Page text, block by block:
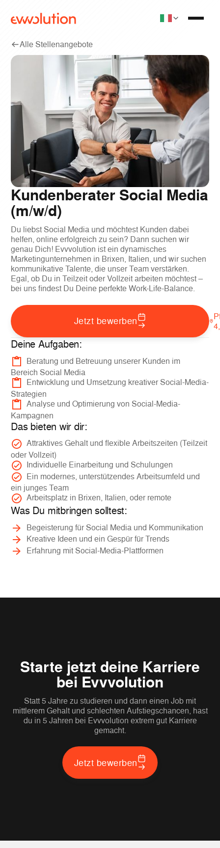
Alle Stellenangebote
Kundenberater Social Media
(m/w/d)
Du liebst Social Media und möchtest Kunden dabei
helfen, online erfolgreich zu sein? Dann suchen wir
genau Dich! Evvvolution ist ein dynamisches
Marketingunternehmen in Brixen, Italien, und wir suchen
kommunikative Talente, die unser Team verstärken.
Egal, ob Du in Teilzeit oder Vollzeit arbeiten möchtest –
bei uns findest Du Deine perfekte Work-Life-Balance.
Jetzt bewerben
Deine Aufgaben:
Beratung und Betreuung unserer Kunden im
Bereich Social Media
Entwicklung und Umsetzung kreativer Social-Media-
Strategien
Analyse und Optimierung von Social-Media-
Kampagnen
Das bieten wir dir:
Attraktives Gehalt und flexible Arbeitszeiten (Teilzeit
oder Vollzeit)
Individuelle Einarbeitung und Schulungen
Ein modernes, unterstützendes Arbeitsumfeld und
ein junges Team
Arbeitsplatz in Brixen, Italien, oder remote
Was Du mitbringen solltest:
Begeisterung für Social Media und Kommunikation
Kreative Ideen und ein Gespür für Trends
Erfahrung mit Social-Media-Plattformen
Starte jetzt deine Karriere
bei Evvvolution
Statt 5 Jahre zu studieren und dann einen Job mit
mittlerem Gehalt und schlechten Aufstiegschancen, hast
du in 5 Jahren bei Evvvolution extrem gut Karriere
gemacht.
Jetzt bewerben